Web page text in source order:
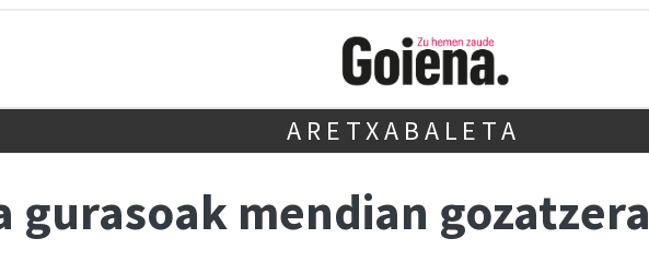
ARETXABALETA
gurasoak mendian gozatzera